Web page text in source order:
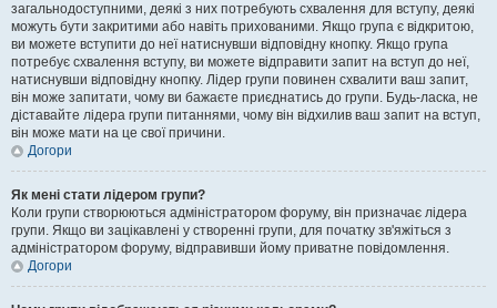
загальнодоступними, деякі з них потребують схвалення для вступу, деякі
можуть бути закритими або навіть прихованими. Якщо група є відкритою,
ви можете вступити до неї натиснувши відповідну кнопку. Якщо група
потребує схвалення вступу, ви можете відправити запит на вступ до неї,
натиснувши відповідну кнопку. Лідер групи повинен схвалити ваш запит,
він може запитати, чому ви бажаєте приєднатись до групи. Будь-ласка, не
діставайте лідера групи питаннями, чому він відхилив ваш запит на вступ,
він може мати на це свої причини.
Догори
Як мені стати лідером групи?
Коли групи створюються адміністратором форуму, він призначає лідера
групи. Якщо ви зацікавлені у створенні групи, для початку зв'яжіться з
адміністратором форуму, відправивши йому приватне повідомлення.
Догори